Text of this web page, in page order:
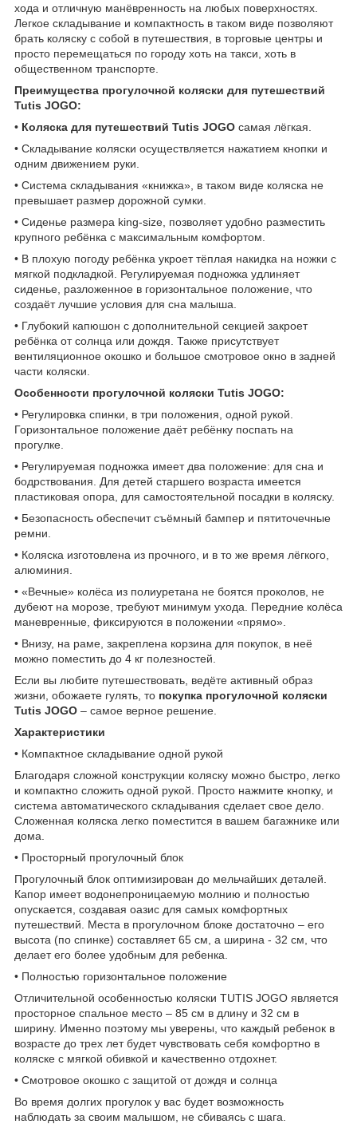
хода и отличную манёвренность на любых поверхностях.
Легкое складывание и компактность в таком виде позволяют
брать коляску с собой в путешествия, в торговые центры и
просто перемещаться по городу хоть на такси, хоть в
общественном транспорте.
Преимущества прогулочной коляски для путешествий
Tutis JOGO:
• Коляска для путешествий Tutis JOGO самая лёгкая.
• Складывание коляски осуществляется нажатием кнопки и
одним движением руки.
• Система складывания «книжка», в таком виде коляска не
превышает размер дорожной сумки.
• Сиденье размера king-size, позволяет удобно разместить
крупного ребёнка с максимальным комфортом.
• В плохую погоду ребёнка укроет тёплая накидка на ножки с
мягкой подкладкой. Регулируемая подножка удлиняет
сиденье, разложенное в горизонтальное положение, что
создаёт лучшие условия для сна малыша.
• Глубокий капюшон с дополнительной секцией закроет
ребёнка от солнца или дождя. Также присутствует
вентиляционное окошко и большое смотровое окно в задней
части коляски.
Особенности прогулочной коляски Tutis JOGO:
• Регулировка спинки, в три положения, одной рукой.
Горизонтальное положение даёт ребёнку поспать на
прогулке.
• Регулируемая подножка имеет два положение: для сна и
бодрствования. Для детей старшего возраста имеется
пластиковая опора, для самостоятельной посадки в коляску.
• Безопасность обеспечит съёмный бампер и пятиточечные
ремни.
• Коляска изготовлена из прочного, и в то же время лёгкого,
алюминия.
• «Вечные» колёса из полиуретана не боятся проколов, не
дубеют на морозе, требуют минимум ухода. Передние колёса
маневренные, фиксируются в положении «прямо».
• Внизу, на раме, закреплена корзина для покупок, в неё
можно поместить до 4 кг полезностей.
Если вы любите путешествовать, ведёте активный образ
жизни, обожаете гулять, то покупка прогулочной коляски
Tutis JOGO – самое верное решение.
Характеристики
• Компактное складывание одной рукой
Благодаря сложной конструкции коляску можно быстро, легко
и компактно сложить одной рукой. Просто нажмите кнопку, и
система автоматического складывания сделает свое дело.
Сложенная коляска легко поместится в вашем багажнике или
дома.
• Просторный прогулочный блок
Прогулочный блок оптимизирован до мельчайших деталей.
Капор имеет водонепроницаемую молнию и полностью
опускается, создавая оазис для самых комфортных
путешествий. Места в прогулочном блоке достаточно – его
высота (по спинке) составляет 65 см, а ширина - 32 см, что
делает его более удобным для ребенка.
• Полностью горизонтальное положение
Отличительной особенностью коляски TUTIS JOGO является
просторное спальное место – 85 см в длину и 32 см в
ширину. Именно поэтому мы уверены, что каждый ребенок в
возрасте до трех лет будет чувствовать себя комфортно в
коляске с мягкой обивкой и качественно отдохнет.
• Смотровое окошко с защитой от дождя и солнца
Во время долгих прогулок у вас будет возможность
наблюдать за своим малышом, не сбиваясь с шага.